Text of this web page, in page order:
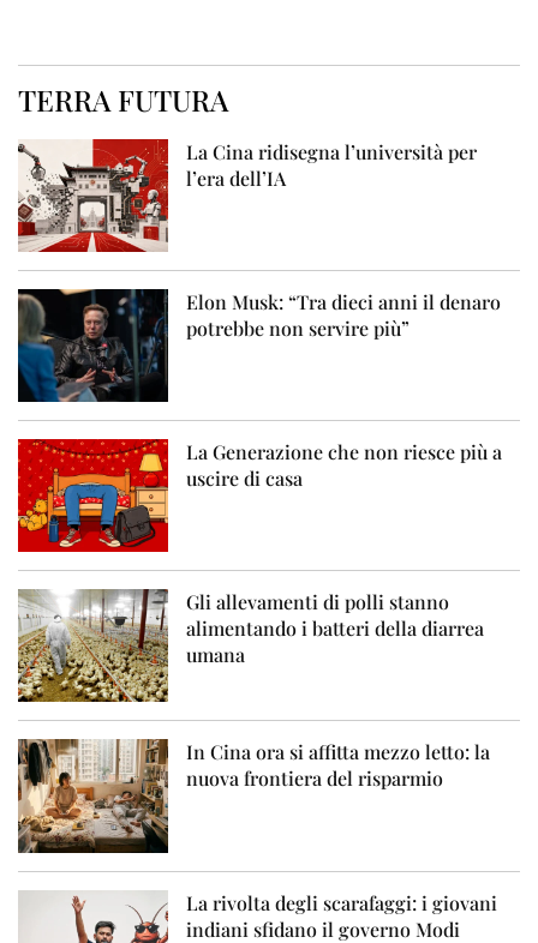
TERRA FUTURA
La Cina ridisegna l’università per
l’era dell’IA
Elon Musk: “Tra dieci anni il denaro
potrebbe non servire più”
La Generazione che non riesce più a
uscire di casa
Gli allevamenti di polli stanno
alimentando i batteri della diarrea
umana
In Cina ora si affitta mezzo letto: la
nuova frontiera del risparmio
La rivolta degli scarafaggi: i giovani
indiani sfidano il governo Modi